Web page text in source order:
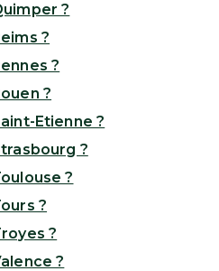
?
?
?
?
Etienne ?
?
?
?
?
?